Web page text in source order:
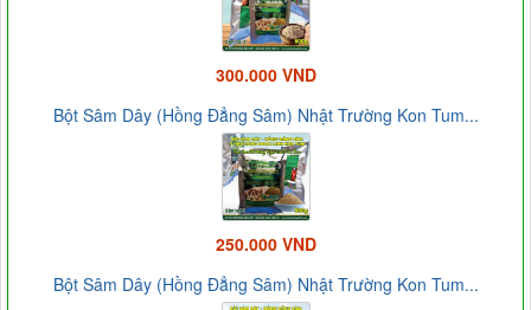
300.000 VND
Bột Sâm Dây (Hồng Đẳng Sâm) Nhật Trường Kon Tum...
250.000 VND
Bột Sâm Dây (Hồng Đẳng Sâm) Nhật Trường Kon Tum...